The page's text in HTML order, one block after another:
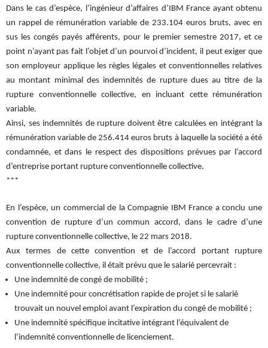
Dans le cas d’espèce, l’ingénieur d’affaires d’IBM France ayant obtenu
un rappel de rémunération variable de 233.104 euros bruts, avec en
sus les congés payés afférents, pour le premier semestre 2017, et ce
point n’ayant pas fait l’objet d’un pourvoi d’incident, il peut exiger que
son employeur applique les règles légales et conventionnelles relatives
au montant minimal des indemnités de rupture dues au titre de la
rupture conventionnelle collective, en incluant cette rémunération
variable.
Ainsi, ses indemnités de rupture doivent être calculées en intégrant la
rémunération variable de 256.414 euros bruts à laquelle la société a été
condamnée, et dans le respect des dispositions prévues par l’accord
d’entreprise portant rupture conventionnelle collective.
***
En l’espèce, un commercial de la Compagnie IBM France a conclu une
convention de rupture d’un commun accord, dans le cadre d’une
rupture conventionnelle collective, le 22 mars 2018.
Aux termes de cette convention et de l’accord portant rupture
conventionnelle collective, il était prévu que le salarié percevrait :
Une indemnité de congé de mobilité ;
Une indemnité pour concrétisation rapide de projet si le salarié
trouvait un nouvel emploi avant l’expiration du congé de mobilité ;
Une indemnité spécifique incitative intégrant l’équivalent de
l’indemnité conventionnelle de licenciement.